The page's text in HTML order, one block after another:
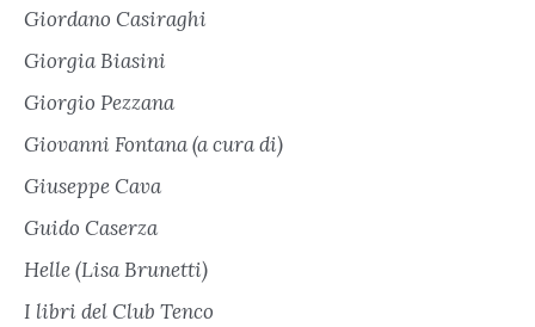
Giordano Casiraghi
Giorgia Biasini
Giorgio Pezzana
Giovanni Fontana (a cura di)
Giuseppe Cava
Guido Caserza
Helle (Lisa Brunetti)
I libri del Club Tenco